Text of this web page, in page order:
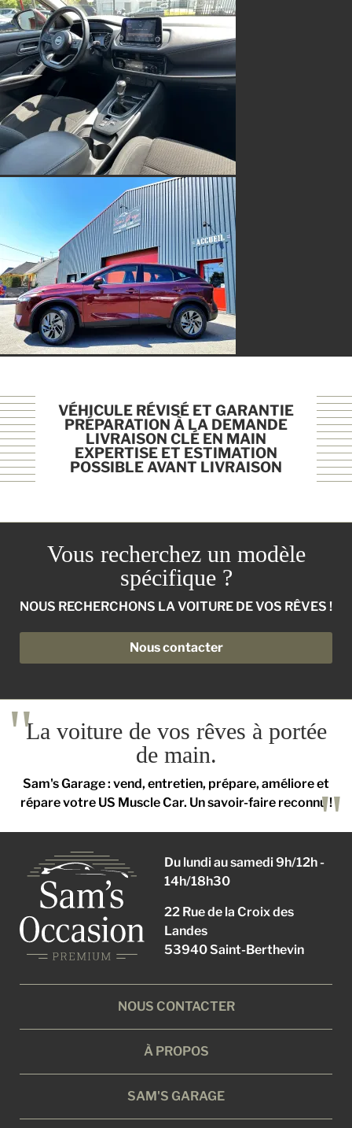
VÉHICULE RÉVISÉ ET GARANTIE
PRÉPARATION À LA DEMANDE
LIVRAISON CLÉ EN MAIN
EXPERTISE ET ESTIMATION
POSSIBLE AVANT LIVRAISON
Vous recherchez un modèle
spécifique ?
NOUS RECHERCHONS LA VOITURE DE VOS RÊVES !
Nous contacter
La voiture de vos rêves à portée
de main.
Sam's Garage : vend, entretien, prépare, améliore et
répare votre US Muscle Car. Un savoir-faire reconnu !
Du lundi au samedi 9h/12h -
14h/18h30
22 Rue de la Croix des
Landes
53940 Saint-Berthevin
NOUS CONTACTER
À PROPOS
SAM'S GARAGE